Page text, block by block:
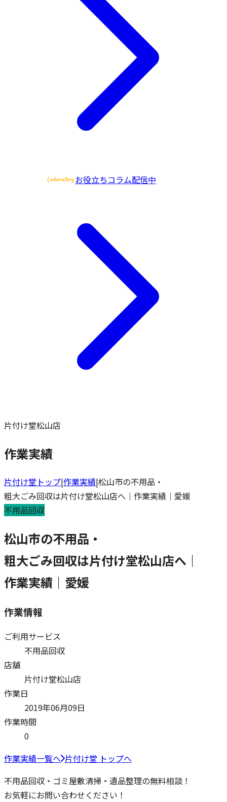
お役立ちコラム配信中
片付け堂松山店
作業実績
片付け堂トップ|作業実績|松山市の不用品・
粗大ごみ回収は片付け堂松山店へ｜作業実績｜愛媛
不用品回収
松山市の不用品・
粗大ごみ回収は片付け堂松山店へ｜
作業実績｜愛媛
作業情報
ご利用サービス
不用品回収
店舗
片付け堂松山店
作業日
2019年06月09日
作業時間
0
作業実績一覧へ 片付け堂 トップへ
不用品回収・ゴミ屋敷清掃・遺品整理の無料相談！
お気軽にお問い合わせください！